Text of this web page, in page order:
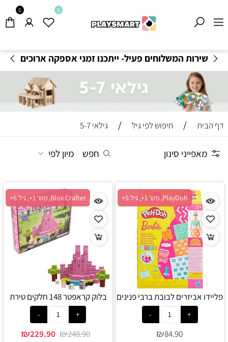
משלוחים חינם בקנייה מעל 199₪
- תקנון משלוחים
0 0
דף הבית / חיפוש לפי גיל / גילאי 5-7
מאפייני סינון חפש מיון לפי
PlayDoh, מש' 1+, גיל 5+
פליידו אביזרים לבובת ברבי פנינים
וקשתות - Play-Doh
₪84.90
Blox Crafter, מש' 1+, גיל 6+
בלוק קראפטר 148 חלקים טירת
הנסיכות נסיך ונסיכה - Blox
Crafter
₪248.90
₪229.90